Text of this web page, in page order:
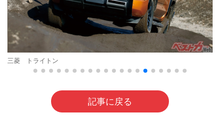
三菱 トライトン
記事に戻る